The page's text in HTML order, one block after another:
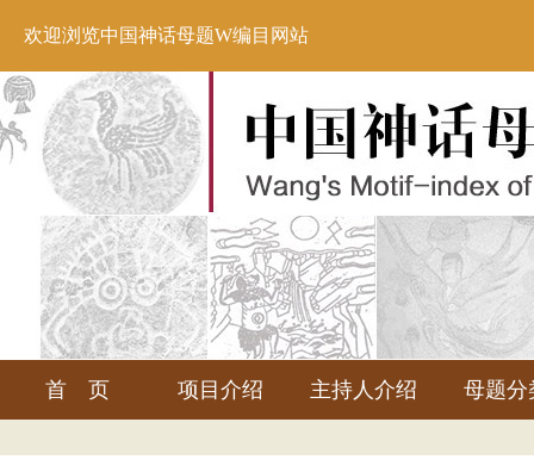
欢迎浏览中国神话母题W编目网站
首 页 项目介绍 主持人介绍 母题分